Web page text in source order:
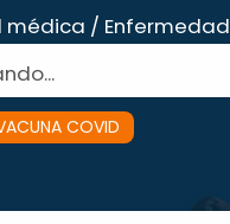
médica / Enfermedad
COVID